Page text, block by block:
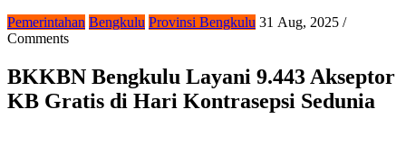
Pemerintahan Bengkulu Provinsi Bengkulu 31 Aug, 2025 /
Comments
BKKBN Bengkulu Layani 9.443 Akseptor
KB Gratis di Hari Kontrasepsi Sedunia